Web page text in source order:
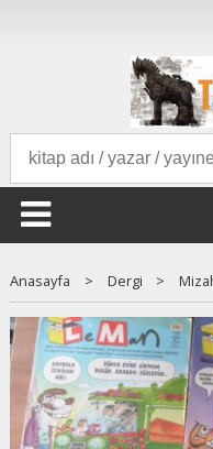
Anasayfa > Dergi >